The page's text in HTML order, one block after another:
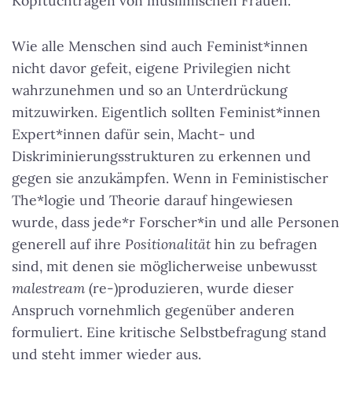
Wie alle Menschen sind auch Feminist*innen
nicht davor gefeit, eigene Privilegien nicht
wahrzunehmen und so an Unterdrückung
mitzuwirken. Eigentlich sollten Feminist*innen
Expert*innen dafür sein, Macht- und
Diskriminierungsstrukturen zu erkennen und
gegen sie anzukämpfen. Wenn in Feministischer
The*logie und Theorie darauf hingewiesen
wurde, dass jede*r Forscher*in und alle Personen
generell auf ihre Positionalitäthin zu befragen
sind, mit denen sie möglicherweise unbewusst
malestream (re-)produzieren, wurde dieser
Anspruch vornehmlich gegenüber anderen
formuliert. Eine kritische Selbstbefragung stand
und steht immer wieder aus.